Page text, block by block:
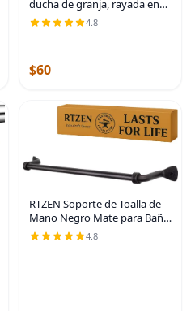
ducha de granja, rayada en
beige y negro, gofre beige
spa, cortina con botón, tela
4.8
$60
RTZEN Soporte de Toalla de
Mano Negro Mate para Baño
- Barra de Cocina de Hierro
Forjado de Estilo Granja
4.8